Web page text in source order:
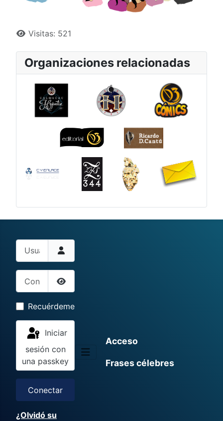
Detalles
Visitas: 521
Organizaciones relacionadas
Usuario
Mostrar contraseña
Recuérdeme
sesión con
una passkey
Conectar
¿Olvidó su
Acceso
Frases célebres